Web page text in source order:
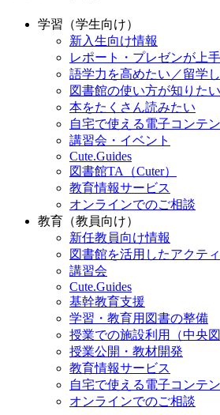
学習（学生向け）
新入生向け情報
レポート・プレゼンが上
語学力を高めたい／留学
図書館の使い方が知りたい
本をたくさん読みたい
自宅で使える電子コンテ
講習会・イベント
Cute.Guides
図書館TA（Cuter）
教育情報サービス
オンラインでのご相談
教育（教員向け）
新任教員向け情報
図書館を活用したアクテ
講習会
Cute.Guides
基幹教育支援
学習・教育用図書の整備
授業での施設利用（中央図
授業公開・教材開発
教育情報サービス
自宅で使える電子コンテ
オンラインでのご相談